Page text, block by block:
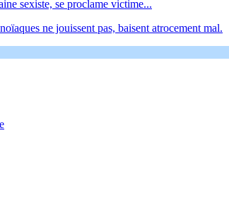
sexiste, se proclame victime...
ne jouissent pas, baisent atrocement mal.